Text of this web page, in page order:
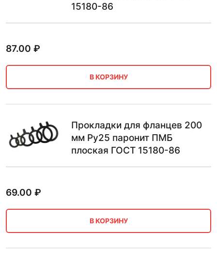
15180-86
87.00 ₽
В КОРЗИНУ
Прокладки для фланцев 200
мм Ру25 паронит ПМБ
плоская ГОСТ 15180-86
69.00 ₽
В КОРЗИНУ